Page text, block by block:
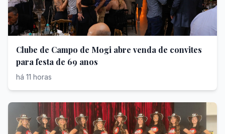
Clube de Campo de Mogi abre venda de convites
para festa de 69 anos
há 11 horas